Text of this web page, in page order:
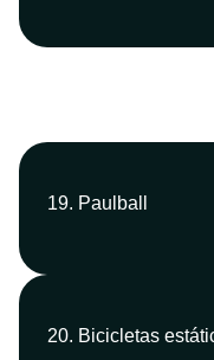
19. Paulball
20. Bicicletas